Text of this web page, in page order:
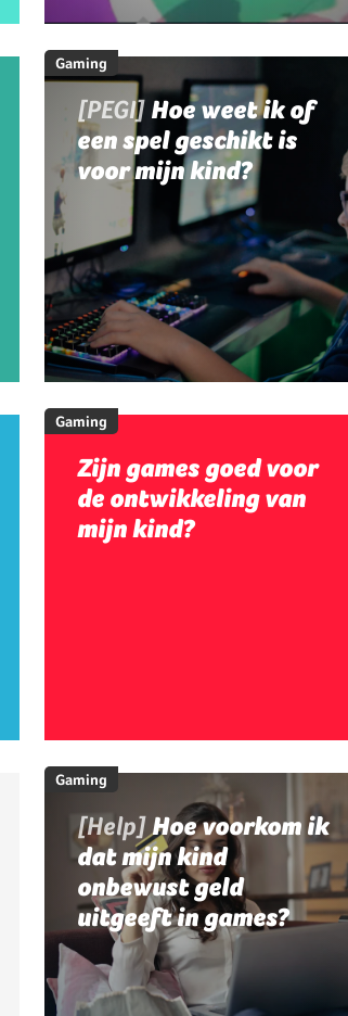
Gaming
[PEGI] Hoe weet ik of
een spel geschikt is
voor mijn kind?
Gaming
Zijn games goed voor
de ontwikkeling van
mijn kind?
Gaming
[Help]Hoe voorkom ik
dat mijn kind
onbewust geld
uitgeeft in games?